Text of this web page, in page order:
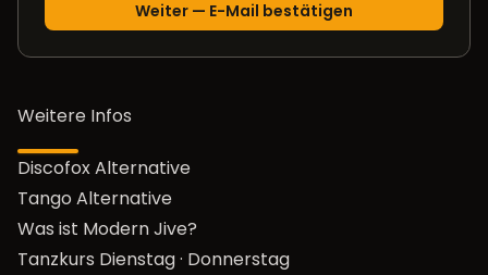
Weitere Infos
Discofox Alternative
Tango Alternative
Was ist Modern Jive?
Tanzkurs Dienstag· Donnerstag